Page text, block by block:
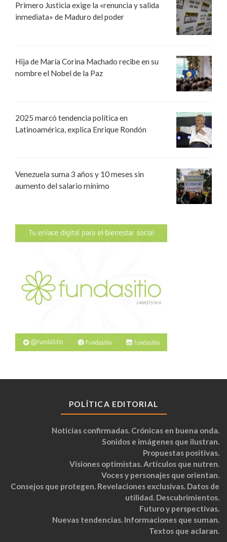
Primero Justicia exige la «renuncia y salida
inmediata» de Maduro del poder
Hija de María Corina Machado recibe en su
nombre el Nobel de la Paz
2025 marcó tendencia política en
Latinoamérica, explica Enrique Rondón
Venezuela suma 3 años y 10 meses sin
aumento del salario mínimo
POLÍTICA EDITORIAL
Noticias confirmadas. Crónicas en buena onda.
Sonidos e imágenes que ilustran.
Propuestas positivas.
Visiones optimistas. Artículos que nutren.
Voces y personajes que orientan.
Consejos que protegen. Revelaciones exclusivas. Datos de
utilidad. Descubrimientos.
Futuro y perspectivas.
Nuevas tendencias. Informaciones que suman.
Textos que aclaran.